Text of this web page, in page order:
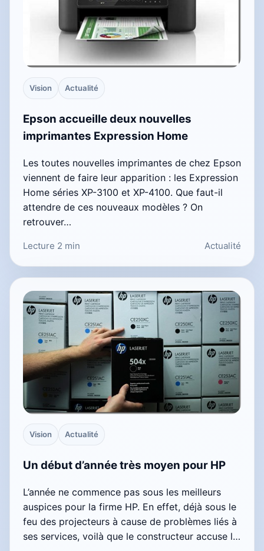
Vision Actualité
Epson accueille deux nouvelles
imprimantes Expression Home
Les toutes nouvelles imprimantes de chez Epson
viennent de faire leur apparition : les Expression
Home séries XP-3100 et XP-4100. Que faut-il
attendre de ces nouveaux modèles ? On
retrouver…
Lecture 2 min Actualité
Vision Actualité
Un début d’année très moyen pour HP
L’année ne commence pas sous les meilleurs
auspices pour la firme HP. En effet, déjà sous le
feu des projecteurs à cause de problèmes liés à
ses services, voilà que le constructeur accuse l…